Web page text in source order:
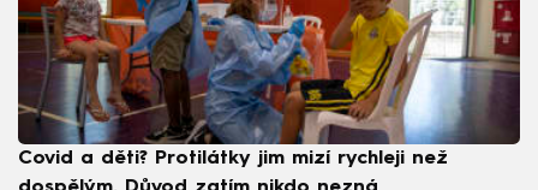
Covid a děti? Protilátky jim mizí rychleji než